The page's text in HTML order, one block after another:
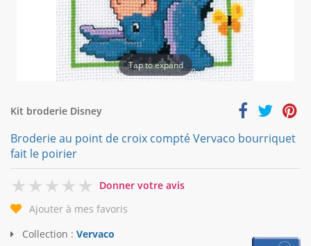
Tap to expand
Kit broderie Disney
Broderie au point de croix compté Vervaco bourriquet
fait le poirier
0
Donner votre avis
Ajouter à mes favoris
Collection : Vervaco